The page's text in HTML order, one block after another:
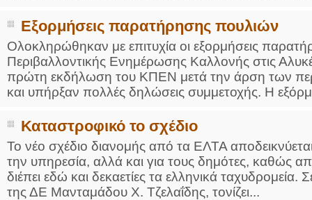
Εξορμήσεις παρατήρησης πουλιών
Ολοκληρώθηκαν με επιτυχία οι εξορμήσεις
Περιβαλλοντικής Ενημέρωσης Καλλονής στις
πρώτη εκδήλωση του ΚΠΕΝ μετά την άρση των
και υπήρξαν πολλές δηλώσεις συμμετοχής. Η
Καταστροφικό το σχέδιο
Το νέο σχέδιο διανομής από τα ΕΛΤΑ
την υπηρεσία, αλλά και για τους δημότες, καθώς
διέπει εδώ και δεκαετίες τα ελληνικά
της ΔΕ Μανταμάδου Χ. Τζελαΐδης, τονίζει...